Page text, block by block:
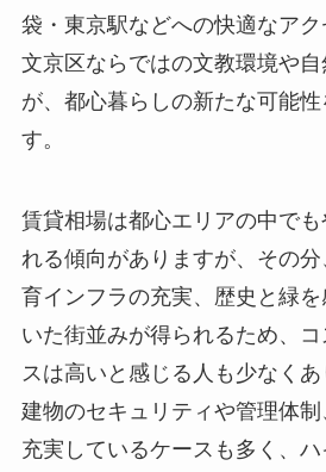
袋・東京駅などへの快適なアク
文京区ならではの文教環境や
が、都心暮らしの新たな可能性
す。
賃貸相場は都心エリアの中で
れる傾向がありますが、その
育インフラの充実、歴史と緑
いた街並みが得られるため、
スは高いと感じる人も少なくあ
建物のセキュリティや管理体
充実しているケースも多く、